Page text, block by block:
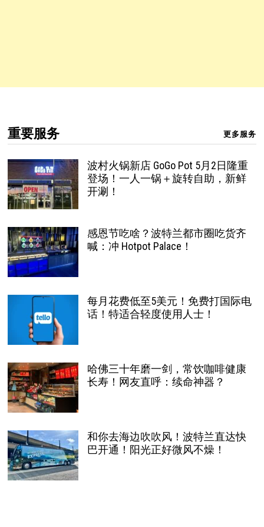
重要服务 更多服务
波村火锅新店 GoGo Pot 5月2日隆重
登场！一人一锅＋旋转自助，新鲜
开涮！
感恩节吃啥？波特兰都市圈吃货齐
喊：冲 Hotpot Palace！
每月花费低至5美元！免费打国际电
话！特适合轻度使用人士！
哈佛三十年磨一剑，常饮咖啡健康
长寿！网友直呼：续命神器？
和你去海边吹吹风！波特兰直达快
巴开通！阳光正好微风不燥！